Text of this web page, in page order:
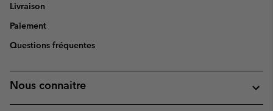
Livraison
Paiement
Questions fréquentes
Nous connaitre